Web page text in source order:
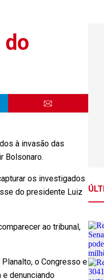
à invasão das
Bolsonaro.
os investigados
do presidente Luiz
ao tribunal,
o Congresso e
e denunciando